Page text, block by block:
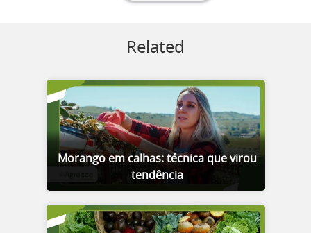
Related
Morango em calhas: técnica que virou
tendência